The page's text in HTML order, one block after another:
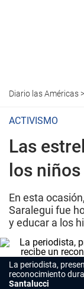
Diario las Américas>
ACTIVISMO
Las
los
En esta
Saralegui fue
y educar a los
La periodista,
reconocimiento
Santalucci